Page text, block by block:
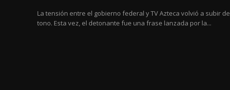
La tensión entre el gobierno federal y TV Azteca volvió a subir de
tono. Esta vez, el detonante fue una frase lanzada por la...